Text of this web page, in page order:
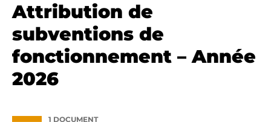
Attribution de
subventions de
fonctionnement – Année
2026
1 DOCUMENT